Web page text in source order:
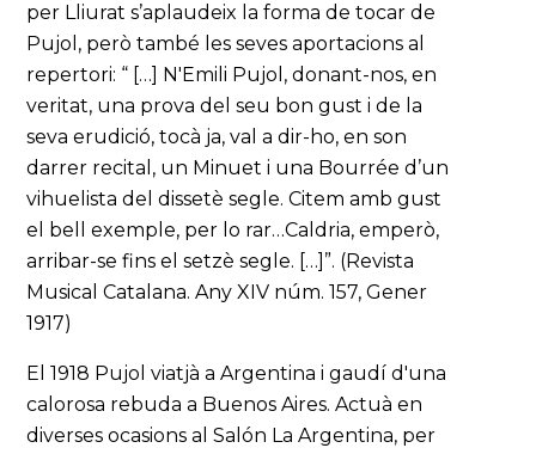
per Lliurat s’aplaudeix la forma de tocar de
Pujol, però també les seves aportacions al
repertori: “ […] N'Emili Pujol, donant-nos, en
veritat, una prova del seu bon gust i de la
seva erudició, tocà ja, val a dir-ho, en son
darrer recital, un Minuet i una Bourrée d’un
vihuelista del dissetè segle. Citem amb gust
el bell exemple, per lo rar…Caldria, emperò,
arribar-se fins el setzè segle. […]”. (Revista
Musical Catalana. Any XIV núm. 157, Gener
1917)
El 1918 Pujol viatjà a Argentina i gaudí d'una
calorosa rebuda a Buenos Aires. Actuà en
diverses ocasions al Salón La Argentina, per